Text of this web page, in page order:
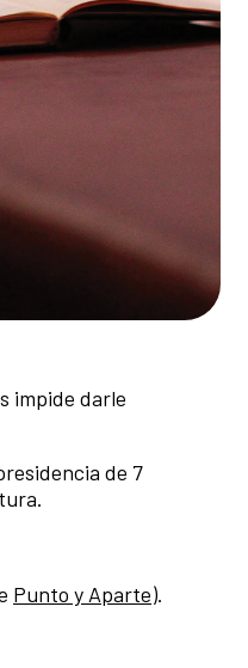
impide darle
de 7
Punto y Aparte).